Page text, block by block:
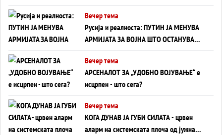
тајните на политиката на балансирање
на Вучиќ
Вечер тема
Русија и реалноста: ПУТИН ЈА МЕНУВА
АРМИЈАТА ЗА ВОЈНА ШТО ОСТАНУВА
БЕЗ ФРОНТ
Вечер тема
АРСЕНАЛОТ ЗА „УДОБНО ВОЈУВАЊЕ“ е
исцрпен - што сега?
Вечер тема
КОГА ДУНАВ ЈА ГУБИ СИЛАТА - црвен
аларм на системската плоча од јужна